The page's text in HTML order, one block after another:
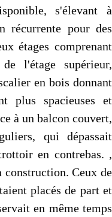
s'élevant à
récurrente pour des
étages comprenant
l'étage supérieur,
en bois donnant
plus spacieuses et
à un balcon couvert,
qui dépassait
en contrebas. ,
Ceux de
placés de part et
en même temps